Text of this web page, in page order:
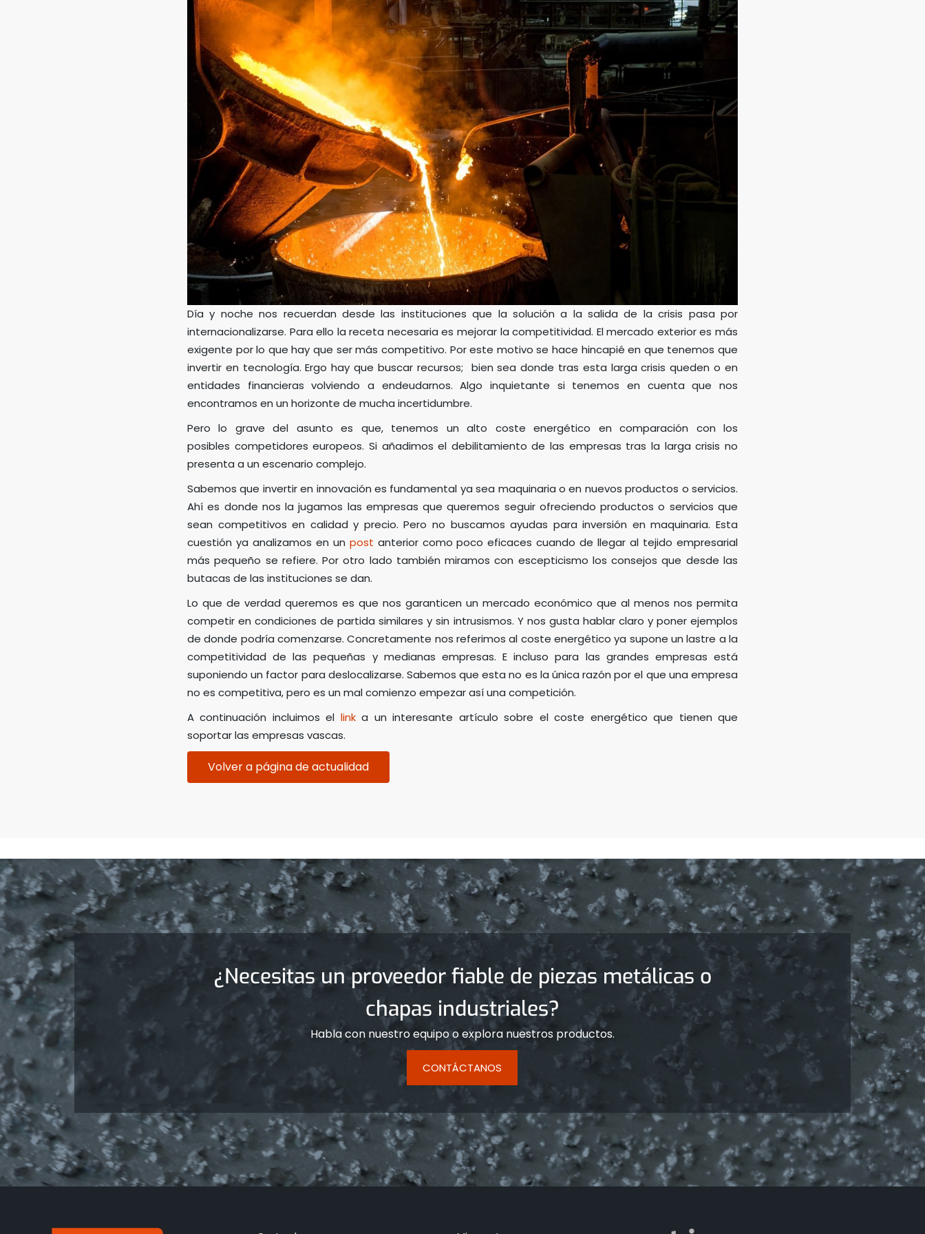
Día y noche nos recuerdan desde las instituciones que la solución a la salida de la crisis pasa por
internacionalizarse. Para ello la receta necesaria es mejorar la competitividad. El mercado exterior es más
exigente por lo que hay que ser más competitivo. Por este motivo se hace hincapié en que tenemos que
invertir en tecnología. Ergo hay que buscar recursos; bien sea donde tras esta larga crisis queden o en
entidades financieras volviendo a endeudarnos. Algo inquietante si tenemos en cuenta que nos
encontramos en un horizonte de mucha incertidumbre.
Pero lo grave del asunto es que, tenemos un alto coste energético en comparación con los
posibles competidores europeos. Si añadimos el debilitamiento de las empresas tras la larga crisis no
presenta a un escenario complejo.
Sabemos que invertir en innovación es fundamental ya sea maquinaria o en nuevos productos o servicios.
Ahí es donde nos la jugamos las empresas que queremos seguir ofreciendo productos o servicios que
sean competitivos en calidad y precio. Pero no buscamos ayudas para inversión en maquinaria. Esta
cuestión ya analizamos en un post anterior como poco eficaces cuando de llegar al tejido empresarial
más pequeño se refiere. Por otro lado también miramos con escepticismo los consejos que desde las
butacas de las instituciones se dan.
Lo que de verdad queremos es que nos garanticen un mercado económico que al menos nos permita
competir en condiciones de partida similares y sin intrusismos. Y nos gusta hablar claro y poner ejemplos
de donde podría comenzarse. Concretamente nos referimos al coste energético ya supone un lastre a la
competitividad de las pequeñas y medianas empresas. E incluso para las grandes empresas está
suponiendo un factor para deslocalizarse. Sabemos que esta no es la única razón por el que una empresa
no es competitiva, pero es un mal comienzo empezar así una competición.
A continuación incluimos el linka un interesante artículo sobre el coste energético que tienen que
soportar las empresas vascas.
Volver a página de actualidad
¿Necesitas un proveedor fiable de piezas metálicas o
chapas industriales?
Habla con nuestro equipo o explora nuestros productos.
CONTÁCTANOS